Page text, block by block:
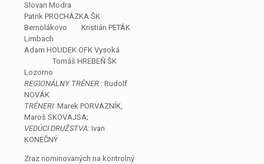
Slovan Modra
Patrik PROCHÁZKA ŠK
Bernolákovo Kristián PETÁK
Limbach
Adam HOUDEK OFK Vysoká
Tomáš HREBEŇ ŠK
Lozorno
REGIONÁLNY TRÉNER : Rudolf
NOVÁK
TRÉNERI: Marek PORVAZNÍK,
Maroš SKOVAJSA;
VEDÚCI DRUŽSTVA: Ivan
KONEČNÝ
Zraz nominovaných na kontrolný